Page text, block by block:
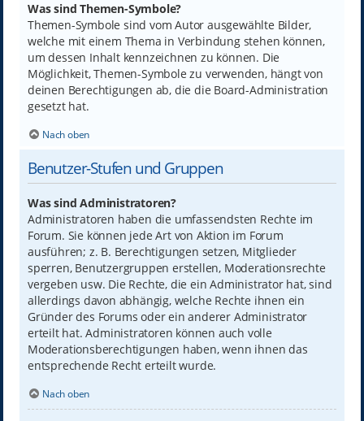
Was sind Themen-Symbole?
Themen-Symbole sind vom Autor ausgewählte Bilder,
welche mit einem Thema in Verbindung stehen können,
um dessen Inhalt kennzeichnen zu können. Die
Möglichkeit, Themen-Symbole zu verwenden, hängt von
deinen Berechtigungen ab, die die Board-Administration
gesetzt hat.
Nach oben
Benutzer-Stufen und Gruppen
Was sind Administratoren?
Administratoren haben die umfassendsten Rechte im
Forum. Sie können jede Art von Aktion im Forum
ausführen; z. B. Berechtigungen setzen, Mitglieder
sperren, Benutzergruppen erstellen, Moderationsrechte
vergeben usw. Die Rechte, die ein Administrator hat, sind
allerdings davon abhängig, welche Rechte ihnen ein
Gründer des Forums oder ein anderer Administrator
erteilt hat. Administratoren können auch volle
Moderationsberechtigungen haben, wenn ihnen das
entsprechende Recht erteilt wurde.
Nach oben